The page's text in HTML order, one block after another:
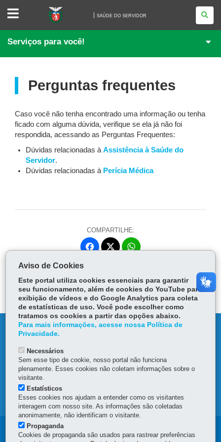
SERVIDOR
SAÚDE DO SERVIDOR
Serviços para você!
Perguntas frequentes
Caso você não tenha encontrado uma informação ou tenha
ficado com alguma dúvida, verifique se ela já não foi
respondida, acessando as Perguntas Frequentes:
Dúvidas relacionadas àAssistência à Saúde do
Servidor.
Dúvidas relacionadas à Perícia Médica
COMPARTILHE:
Fa
ok
itt
er
Ap
p
Baixar
MAPA DO SITE
DENUNCIE CORRUPÇÃO
OUVIDORIA
Navegação
Aviso de Cookies
Este portal utiliza cookies essenciais para garantir
seu funcionamento, além de cookies do YouTube para
exibição de vídeos e do Google Analytics para coleta
de estatísticas de uso. Você pode escolher como
tratamos os cookies a partir das opções abaixo.
Para mais informações, acesse nossa Política de
Privacidade.
Necessários
Sem esse tipo de cookie, nosso portal não funciona
plenamente. Esses cookies não coletam informações sobre o
visitante.
Estatísticos
Esses cookies nos ajudam a entender como os visitantes
interagem com nosso site. As informações são coletadas
anonimamente, não identificam o visitante.
Propaganda
Cookies de propaganda são usados para rastrear preferências